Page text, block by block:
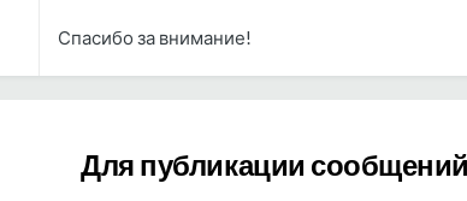
Спасибо за внимание!
Для публикации